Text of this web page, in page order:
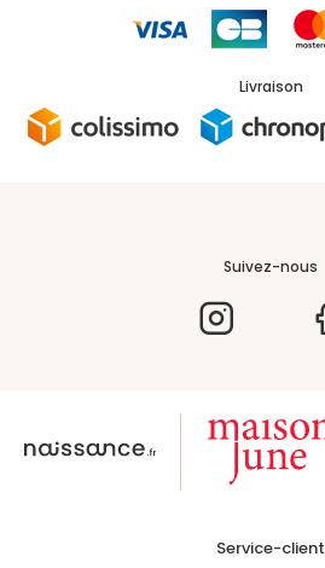
Livraison
Suivez-nous
Service-client